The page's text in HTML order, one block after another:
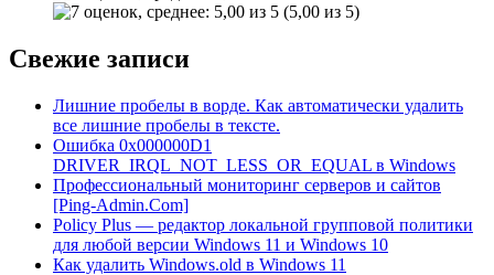
(5,00 из 5)
Свежие записи
Лишние пробелы в ворде. Как автоматически удалить
все лишние пробелы в тексте.
Ошибка 0x000000D1
DRIVER_IRQL_NOT_LESS_OR_EQUAL в Windows
Профессиональный мониторинг серверов и сайтов
[Ping-Admin.Com]
Policy Plus — редактор локальной групповой политики
для любой версии Windows 11 и Windows 10
Как удалить Windows.old в Windows 11